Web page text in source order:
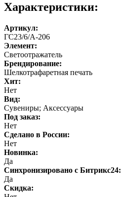
Характеристики:
Артикул:
ГС23/6/А-206
Элемент:
Светоотражатель
Брендирование:
Шелкотрафаретная печать
Хит:
Нет
Вид:
Сувениры; Аксессуары
Под заказ:
Нет
Cделано в России:
Нет
Новинка:
Да
Синхронизировано с Битрикс24:
Да
Скидка: